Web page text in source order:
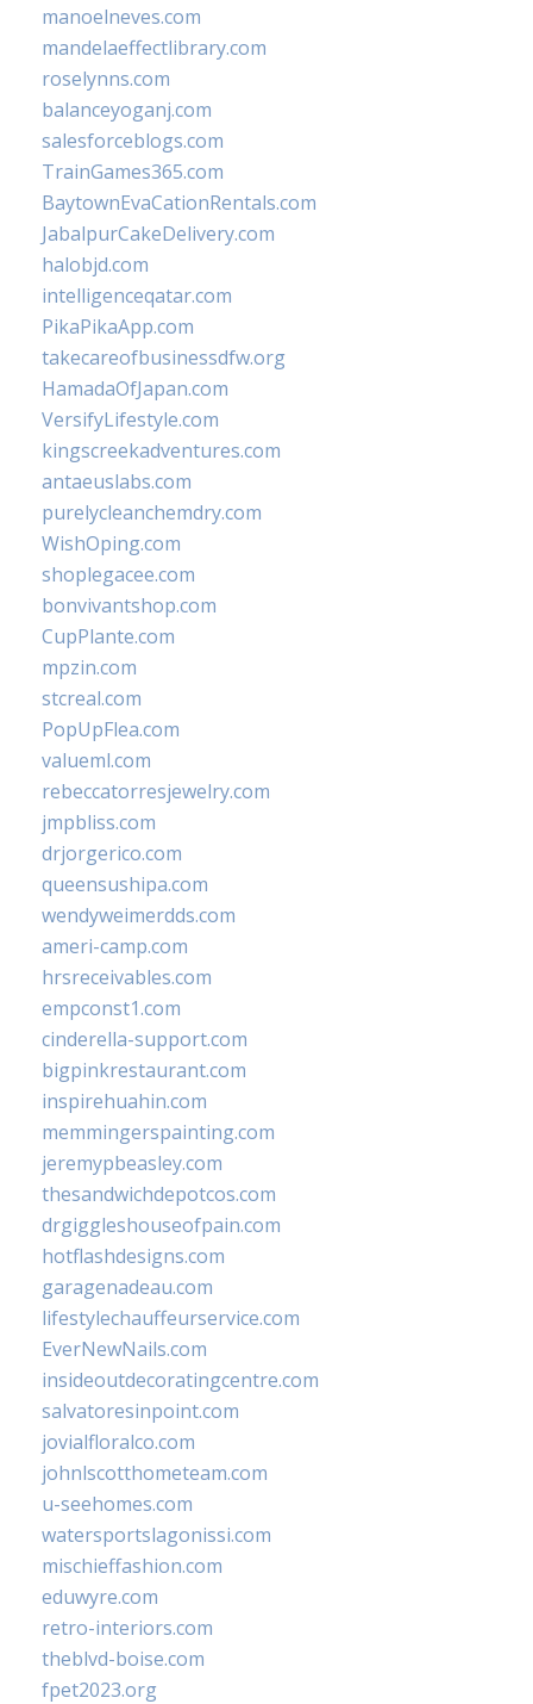
manoelneves.com
mandelaeffectlibrary.com
roselynns.com
balanceyoganj.com
salesforceblogs.com
TrainGames365.com
BaytownEvaCationRentals.com
JabalpurCakeDelivery.com
halobjd.com
intelligenceqatar.com
PikaPikaApp.com
takecareofbusinessdfw.org
HamadaOfJapan.com
VersifyLifestyle.com
kingscreekadventures.com
antaeuslabs.com
purelycleanchemdry.com
WishOping.com
shoplegacee.com
bonvivantshop.com
CupPlante.com
mpzin.com
stcreal.com
PopUpFlea.com
valueml.com
rebeccatorresjewelry.com
jmpbliss.com
drjorgerico.com
queensushipa.com
wendyweimerdds.com
ameri-camp.com
hrsreceivables.com
empconst1.com
cinderella-support.com
bigpinkrestaurant.com
inspirehuahin.com
memmingerspainting.com
jeremypbeasley.com
thesandwichdepotcos.com
drgiggleshouseofpain.com
hotflashdesigns.com
garagenadeau.com
lifestylechauffeurservice.com
EverNewNails.com
insideoutdecoratingcentre.com
salvatoresinpoint.com
jovialfloralco.com
johnlscotthometeam.com
u-seehomes.com
watersportslagonissi.com
mischieffashion.com
eduwyre.com
retro-interiors.com
theblvd-boise.com
fpet2023.org